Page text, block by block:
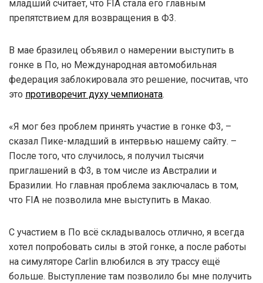
младший считает, что FIA стала его главным
препятствием для возвращения в Ф3.
В мае бразилец объявил о намерении выступить в
гонке в По, но Международная автомобильная
федерация заблокировала это решение, посчитав, что
это противоречит духу чемпионата.
«Я мог без проблем принять участие в гонке Ф3, –
сказал Пике-младший в интервью нашему сайту. –
После того, что случилось, я получил тысячи
приглашений в Ф3, в том числе из Австралии и
Бразилии. Но главная проблема заключалась в том,
что FIA не позволила мне выступить в Макао.
С участием в По всё складывалось отлично, я всегда
хотел попробовать силы в этой гонке, а после работы
на симуляторе Carlin влюбился в эту трассу ещё
больше. Выступление там позволило бы мне получить